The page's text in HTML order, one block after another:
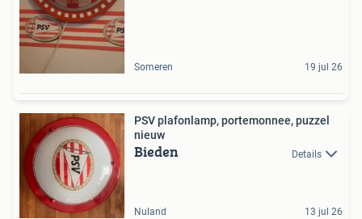
Someren 19 jul 26
PSV plafonlamp, portemonnee, puzzel
nieuw
Bieden Details
Nuland 13 jul 26